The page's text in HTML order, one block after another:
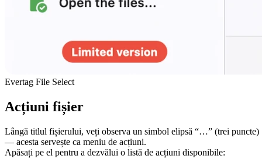
Evertag File Select
Acțiuni fișier
Lângă titlul fișierului, veți observa un simbol elipsă “…” (trei puncte)
— acesta servește ca meniu de acțiuni.
Apăsați pe el pentru a dezvălui o listă de acțiuni disponibile: